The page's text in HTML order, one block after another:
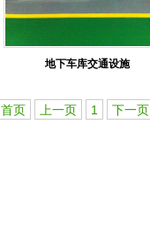
地下车库交通设施
首页 上一页 1 下一页